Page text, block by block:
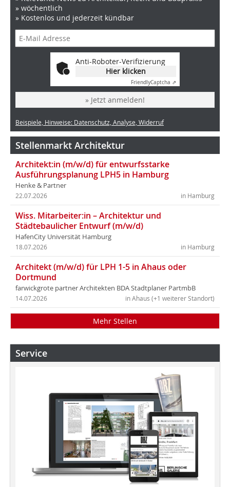
» wöchentlich
» Kostenlos und jederzeit kündbar
Anti-Roboter-Verifizierung
Hier klicken
FriendlyCaptcha ⇗
» Jetzt anmelden!
Beispiele, Hinweise: Datenschutz, Analyse, Widerruf
Stellenmarkt Architektur
Architekt:in (m/w/d) für entwurfsstarke
Ausführungsplanung LPH5 in Hamburg
Henke & Partner
in Hamburg
22.07.2026
Wiss. Mitarbeiter:in – Architektur und
Städtebaulicher Entwurf (m/w/d)
HafenCity Universität Hamburg
in Hamburg
18.07.2026
Architekt (m/w/d) für LPH 1-5 in Ahaus oder
Dortmund
farwickgrote partner Architekten BDA Stadtplaner PartmbB
in Ahaus (+1 weiterer Standort)
14.07.2026
Mehr Stellen
Service